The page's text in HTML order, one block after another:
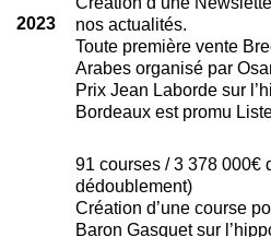
2023
nos actualités.
Toute première vente
Arabes organisé par
Prix Jean Laborde sur
Bordeaux est promu
91 courses / 3 378 000€
dédoublement)
Création d’une course
Baron Gasquet sur